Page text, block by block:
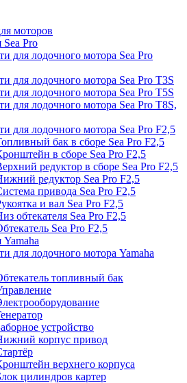
моторов
Sea Pro
для лодочного мотора Sea Pro
для лодочного мотора Sea Pro Т3S
для лодочного мотора Sea Pro Т5S
для лодочного мотора Sea Pro Т8S,
для лодочного мотора Sea Pro F2,5
бак в сборе Sea Pro F2,5
в сборе Sea Pro F2,5
редуктор в сборе Sea Pro F2,5
редуктор Sea Pro F2,5
привода Sea Pro F2,5
и вал Sea Pro F2,5
обтекателя Sea Pro F2,5
Sea Pro F2,5
Yamaha
для лодочного мотора Yamaha
топливный бак
устройство
корпус привод
верхнего корпуса
цилиндров картер